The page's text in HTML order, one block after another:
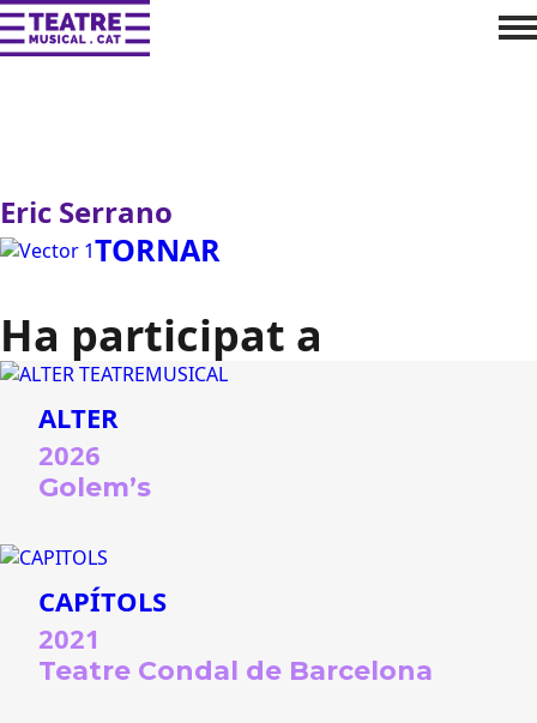
Eric Serrano
TORNAR
Ha participat a
ALTER
2026
Golem’s
CAPÍTOLS
2021
Teatre Condal de Barcelona